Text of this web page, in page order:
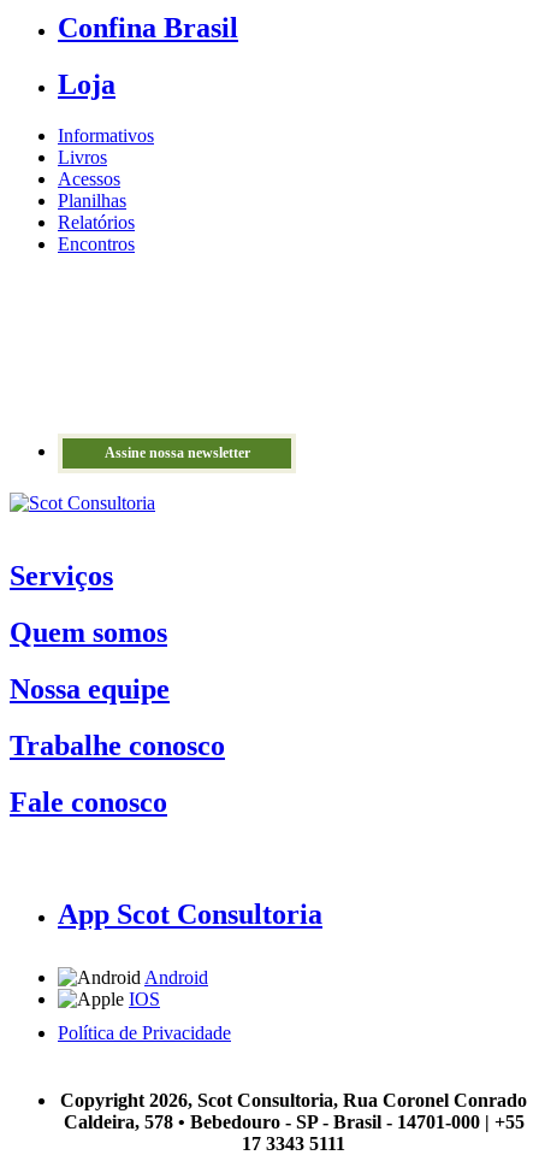
Confina Brasil
Loja
Informativos
Livros
Acessos
Planilhas
Relatórios
Encontros
Assine nossa newsletter
Serviços
Quem somos
Nossa equipe
Trabalhe conosco
Fale conosco
App Scot Consultoria
Android
IOS
Política de Privacidade
Copyright 2026, Scot Consultoria, Rua Coronel Conrado
Caldeira, 578 • Bebedouro - SP - Brasil - 14701-000 | +55
17 3343 5111